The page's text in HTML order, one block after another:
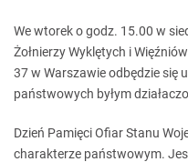
We wtorek o godz. 15.00 w
Żołnierzy Wyklętych i
37 w Warszawie odbędzie się
państwowych byłym
Dzień Pamięci Ofiar Stanu
charakterze państwowym.